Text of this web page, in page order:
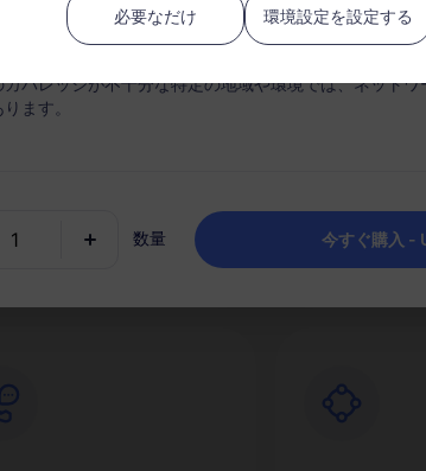
パッケージのデータ使用量がなくなると、サービスは
バレッジが不十分な特定の地域や環境では、ネット
ます。
数量 今すぐ購入 -
必要なだけ 環境設定を設定する